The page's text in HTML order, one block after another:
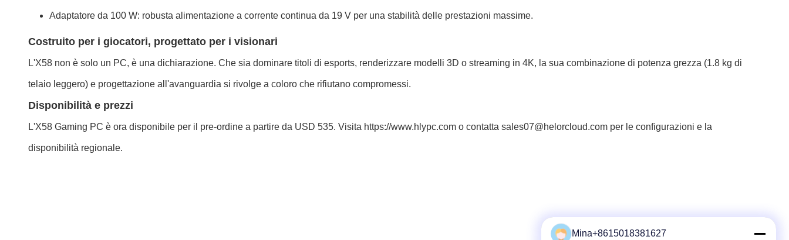
Adaptatore da 100 W: robusta alimentazione a corrente continua da 19 V per una stabilità delle prestazioni massime.
Costruito per i giocatori, progettato per i visionari
L'X58 non è solo un PC, è una dichiarazione. Che sia dominare titoli di esports, renderizzare modelli 3D o streaming in 4K, la sua combinazione di potenza grezza (1.8 kg di
telaio leggero) e progettazione all'avanguardia si rivolge a coloro che rifiutano compromessi.
Disponibilità e prezzi
L'X58 Gaming PC è ora disponibile per il pre-ordine a partire da USD 535. Visita https://www.hlypc.com o contatta sales07@helorcloud.com per le configurazioni e la
disponibilità regionale.
Mina+8615018381627